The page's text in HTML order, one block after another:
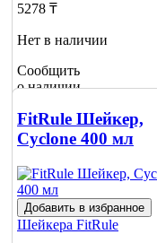
5278 ₸
Нет в наличии
Сообщить
о наличии
FitRule Шейкер,
Cyclone 400 мл
Добавить в избранное
Шейкера FitRule